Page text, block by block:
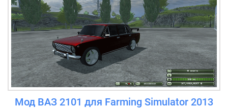
Мод ВАЗ 2101 для Farming Simulator 2013